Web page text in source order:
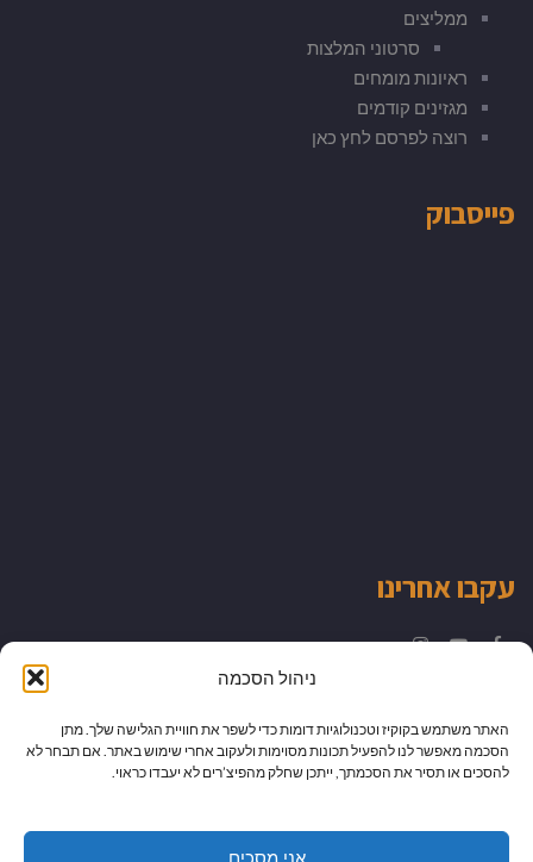
ניהול הסכמה
האתר משתמש בקוקיז וטכנולוגיות דומות כדי לשפר את חוויית הגלישה שלך. מתן
הסכמה מאפשר לנו להפעיל תכונות מסוימות ולעקוב אחרי שימוש באתר. אם תבחר לא
להסכים או תסיר את הסכמתך, ייתכן שחלק מהפיצ’רים לא יעבדו כראוי.
אני מסכים
ממליצים
סרטוני המלצות
ראיונות מומחים
מגזינים קודמים
רוצה לפרסם לחץ כאן
פייסבוק
עקבו אחרינו